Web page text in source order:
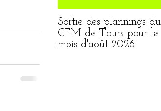
Sortie des plannings du
GEM de Tours pour le
mois d'août 2026